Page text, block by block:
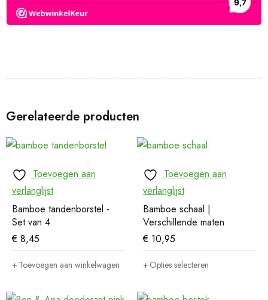
Gerelateerde producten
Toevoegen aan
verlanglijst
Bamboe tandenborstel -
Set van 4
€ 8,45
Toevoegen aan winkelwagen
Toevoegen aan
verlanglijst
Bamboe schaal |
Verschillende maten
€ 10,95
Opties selecteren